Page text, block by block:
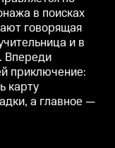
в поисках
говорящая
и в
Впереди
приключение:
карту
а главное —